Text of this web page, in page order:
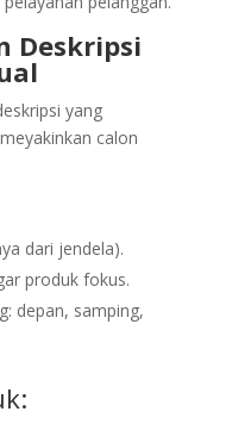
Deskripsi
yang
calon
dari jendela).
produk fokus.
depan, samping,